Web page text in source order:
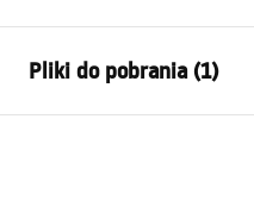
Sposób montażu:
Materiał:
Pliki do pobrania (1)